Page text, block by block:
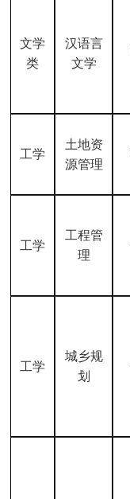
文学
类
汉语言
文学
工学
土地资
源管理
工学
工程管
理
工学
城乡规
划